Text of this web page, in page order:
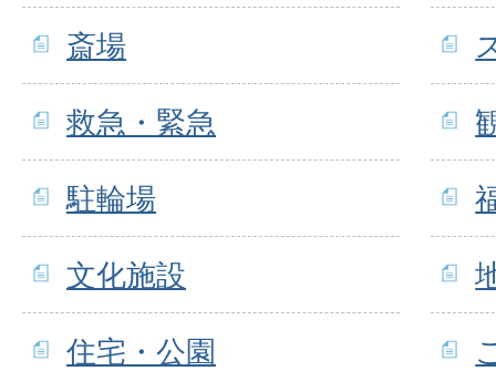
斎場
救急・緊急
駐輪場
文化施設
住宅・公園